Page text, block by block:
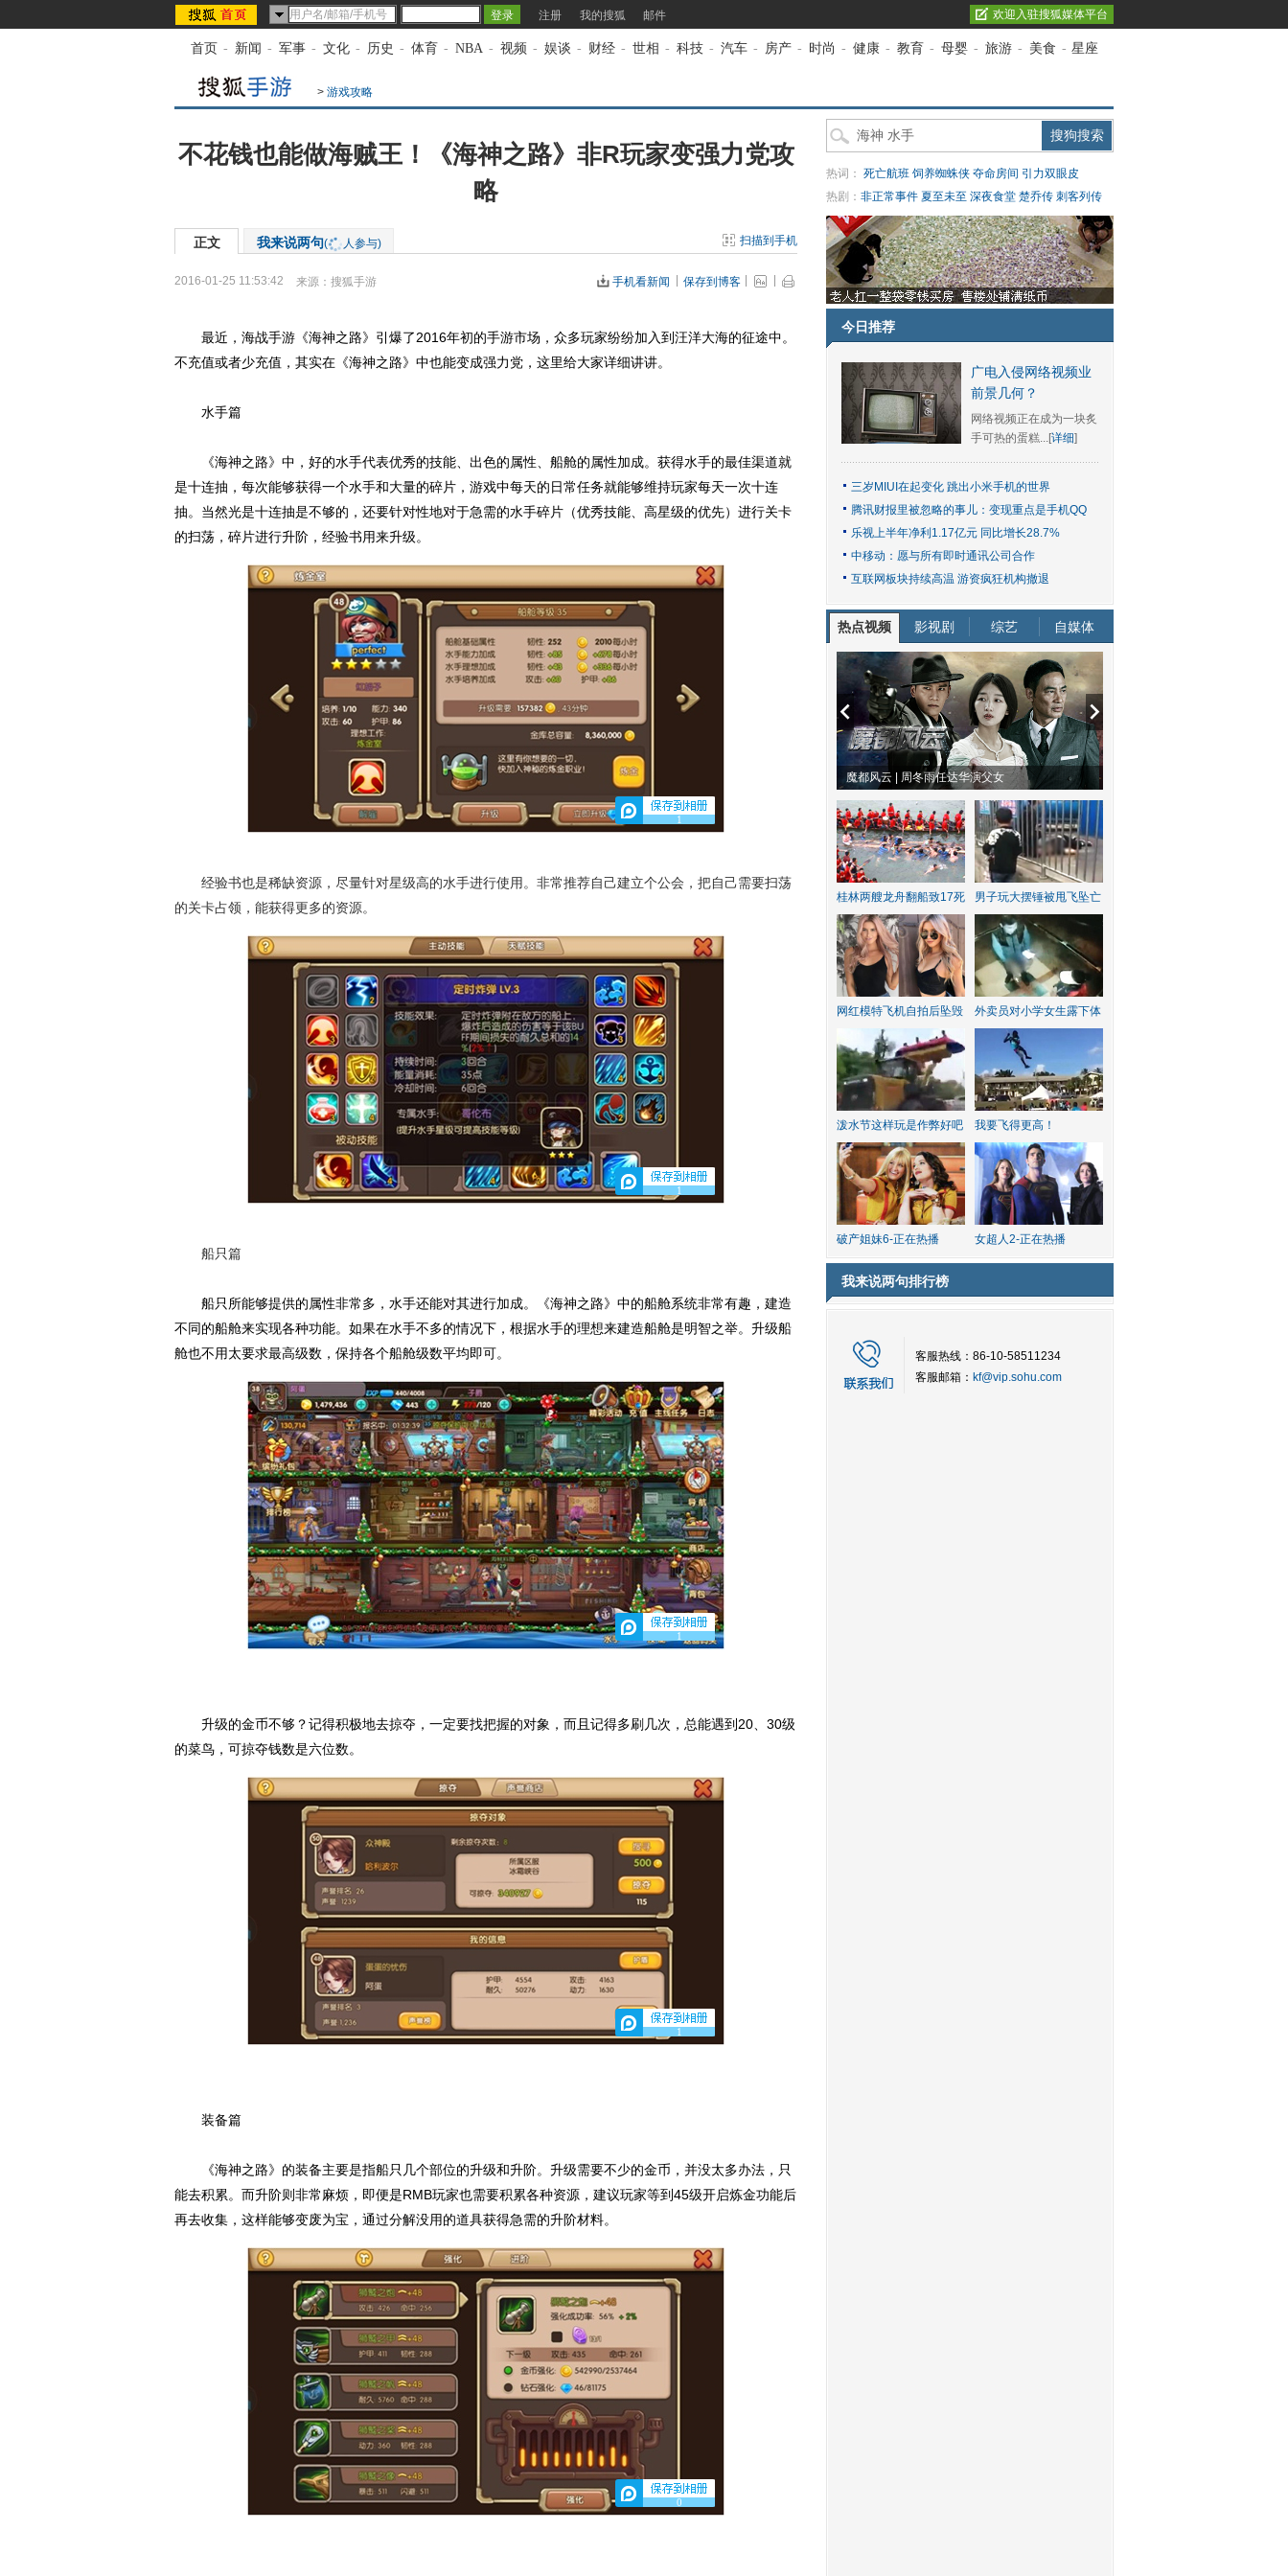
注册 我的搜狐 邮件 欢迎入驻搜狐媒体平台
首页 - 新闻 - 军事 - 文化 - 历史 - 体育 - NBA - 视频 - 娱谈 - 财经 - 世相 - 科技 - 汽车 - 房产 - 时尚 - 健康 - 教育 - 母婴 - 旅游 - 美食 - 星座
> 游戏攻略
不花钱也能做海贼王！《海神之路》非R玩家变强力党攻
略
正文 我来说两句( 人参与) 扫描到手机
2016-01-25 11:53:42 来源： 搜狐手游 手机看新闻 保存到博客
最近，海战手游《海神之路》引爆了2016年初的手游市场，众多玩家纷纷加入到汪洋大海的征途中。
不充值或者少充值，其实在《海神之路》中也能变成强力党，这里给大家详细讲讲。
水手篇
《海神之路》中，好的水手代表优秀的技能、出色的属性、船舱的属性加成。获得水手的最佳渠道就
是十连抽，每次能够获得一个水手和大量的碎片，游戏中每天的日常任务就能够维持玩家每天一次十连
抽。当然光是十连抽是不够的，还要针对性地对于急需的水手碎片（优秀技能、高星级的优先）进行关卡
的扫荡，碎片进行升阶，经验书用来升级。
1
经验书也是稀缺资源，尽量针对星级高的水手进行使用。非常推荐自己建立个公会，把自己需要扫荡
的关卡占领，能获得更多的资源。
1
船只篇
船只所能够提供的属性非常多，水手还能对其进行加成。《海神之路》中的船舱系统非常有趣，建造
不同的船舱来实现各种功能。如果在水手不多的情况下，根据水手的理想来建造船舱是明智之举。升级船
舱也不用太要求最高级数，保持各个船舱级数平均即可。
1
升级的金币不够？记得积极地去掠夺，一定要找把握的对象，而且记得多刷几次，总能遇到20、30级
的菜鸟，可掠夺钱数是六位数。
1
装备篇
《海神之路》的装备主要是指船只几个部位的升级和升阶。升级需要不少的金币，并没太多办法，只
能去积累。而升阶则非常麻烦，即便是RMB玩家也需要积累各种资源，建议玩家等到45级开启炼金功能后
再去收集，这样能够变废为宝，通过分解没用的道具获得急需的升阶材料。
0
热词： 死亡航班 饲养蜘蛛侠 夺命房间 引力双眼皮
热剧： 非正常事件 夏至未至 深夜食堂 楚乔传 刺客列传
今日推荐
广电入侵网络视频业
前景几何？
网络视频正在成为一块炙
手可热的蛋糕...[详细]
三岁MIUI在起变化 跳出小米手机的世界
腾讯财报里被忽略的事儿：变现重点是手机QQ
乐视上半年净利1.17亿元 同比增长28.7%
中移动：愿与所有即时通讯公司合作
互联网板块持续高温 游资疯狂机构撤退
热点视频 影视剧 综艺 自媒体
动物系恋人啊 | 钟欣潼体验爱情哲学
桂林两艘龙舟翻船致17死 男子玩大摆锤被甩飞坠亡
网红模特飞机自拍后坠毁 外卖员对小学女生露下体
泼水节这样玩是作弊好吧 我要飞得更高！
破产姐妹6-正在热播 女超人2-正在热播
我来说两句排行榜
客服热线：86-10-58511234
客服邮箱： kf@vip.sohu.com